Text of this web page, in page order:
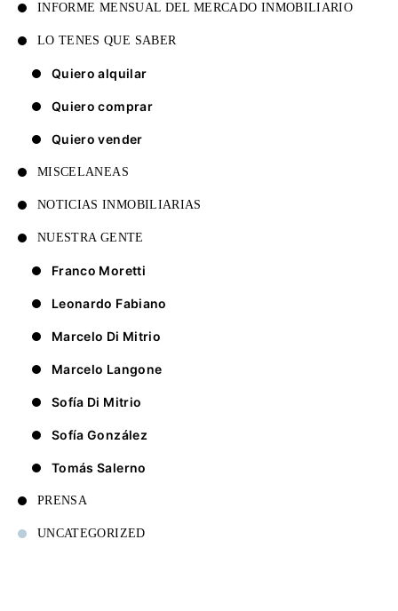
INFORME MENSUAL DEL MERCADO INMOBILIARIO
LO TENES QUE SABER
Quiero alquilar
Quiero comprar
Quiero vender
MISCELANEAS
NOTICIAS INMOBILIARIAS
NUESTRA GENTE
Franco Moretti
Leonardo Fabiano
Marcelo Di Mitrio
Marcelo Langone
Sofía Di Mitrio
Sofía González
Tomás Salerno
PRENSA
UNCATEGORIZED